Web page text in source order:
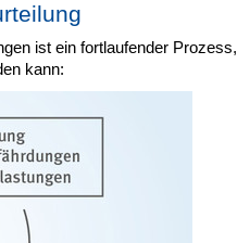
ist ein fortlaufender Prozess,
kann: